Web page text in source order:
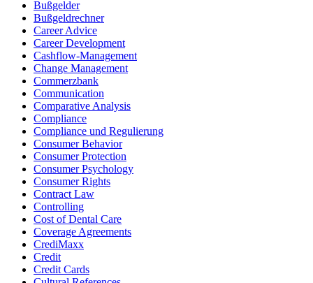
Bußgelder
Bußgeldrechner
Career Advice
Career Development
Cashflow-Management
Change Management
Commerzbank
Communication
Comparative Analysis
Compliance
Compliance und Regulierung
Consumer Behavior
Consumer Protection
Consumer Psychology
Consumer Rights
Contract Law
Controlling
Cost of Dental Care
Coverage Agreements
CrediMaxx
Credit
Credit Cards